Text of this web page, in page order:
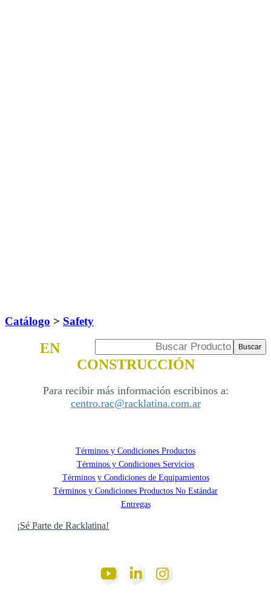
Catálogo > Safety
EN
CONSTRUCCIÓN
Para recibir más información escribinos a:
centro.rac@racklatina.com.ar
Términos y Condiciones Productos
Términos y Condiciones Servicios
Términos y Condiciones de Equipamientos
Términos y Condiciones Productos No Estándar
Entregas
¡Sé Parte de Racklatina!